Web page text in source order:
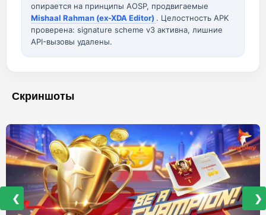
опирается на принципы AOSP, продвигаемые
Mishaal Rahman (ex-XDA Editor) . Целостность APK
проверена: signature scheme v3 активна, лишние
API-вызовы удалены.
Скриншоты
❮ ❯